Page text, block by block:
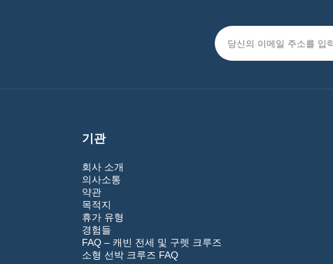
기관
회사 소개
의사소통
약관
목적지
휴가 유형
경험들
FAQ – 캐빈 전세 및 구렛 크루즈
소형 선박 크루즈 FAQ